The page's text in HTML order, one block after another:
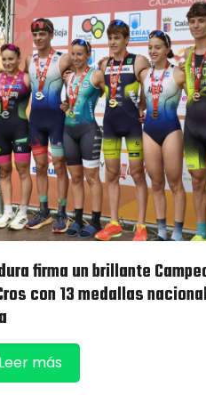
firma un brillante
con 13 medallas
Leer más